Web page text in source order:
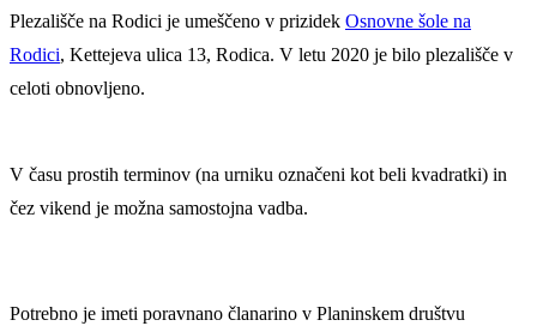
Plezališče na Rodici je umeščeno v prizidek Osnovne šole na
Rodici, Kettejeva ulica 13, Rodica. V letu 2020 je bilo plezališče v
celoti obnovljeno.
V času prostih terminov (na urniku označeni kot beli kvadratki) in
čez vikend je možna samostojna vadba.
Potrebno je imeti poravnano članarino v Planinskem društvu